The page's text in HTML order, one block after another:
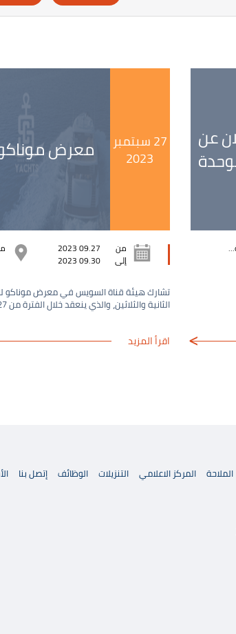
عن 27 سبتمبر
2023 معرض
من
إلى
تشارك هيئة قناة السويس في معرض موناكو
الثانية والثلاثين، والذي ينعقد خلال الفترة من 27...
اقرأ المزيد
الملاحة المركز الاعلامي التنزيلات الوظائف إتصل بنا